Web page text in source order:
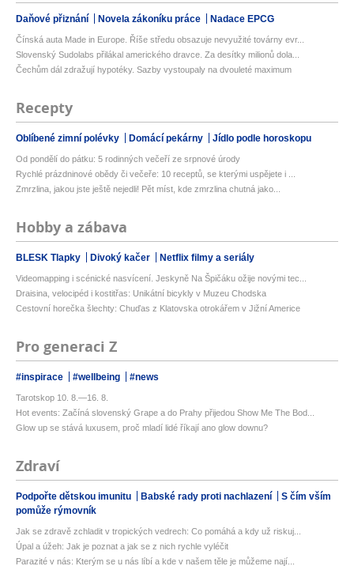
Daňové přiznání Novela zákoníku práce Nadace EPCG
Čínská auta Made in Europe. Říše středu obsazuje nevyužité továrny evr...
Slovenský Sudolabs přilákal amerického dravce. Za desítky milionů dola...
Čechům dál zdražují hypotéky. Sazby vystoupaly na dvouleté maximum
Recepty
Oblíbené zimní polévky Domácí pekárny Jídlo podle horoskopu
Od pondělí do pátku: 5 rodinných večeří ze srpnové úrody
Rychlé prázdninové obědy či večeře: 10 receptů, se kterými uspějete i ...
Zmrzlina, jakou jste ještě nejedli! Pět míst, kde zmrzlina chutná jako...
Hobby a zábava
BLESK Tlapky Divoký kačer Netflix filmy a seriály
Videomapping i scénické nasvícení. Jeskyně Na Špičáku ožije novými tec...
Draisina, velocipéd i kostitřas: Unikátní bicykly v Muzeu Chodska
Cestovní horečka šlechty: Chuďas z Klatovska otrokářem v Jižní Americe
Pro generaci Z
#inspirace #wellbeing #news
Tarotskop 10. 8.—16. 8.
Hot events: Začíná slovenský Grape a do Prahy přijedou Show Me The Bod...
Glow up se stává luxusem, proč mladí lidé říkají ano glow downu?
Zdraví
Podpořte dětskou imunitu Babské rady proti nachlazení
S čím vším
pomůže rýmovník
Jak se zdravě zchladit v tropických vedrech: Co pomáhá a kdy už riskuj...
Úpal a úžeh: Jak je poznat a jak se z nich rychle vyléčit
Parazité v nás: Kterým se u nás líbí a kde v našem těle je můžeme nají...